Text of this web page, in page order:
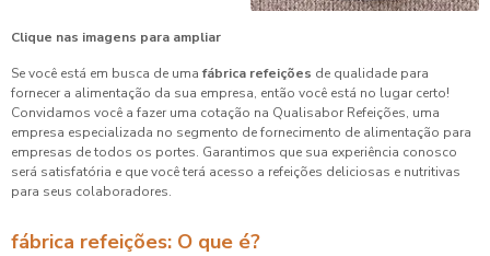
Clique nas imagens para ampliar
Se você está em busca de uma fábrica refeições de qualidade para
fornecer a alimentação da sua empresa, então você está no lugar certo!
Convidamos você a fazer uma cotação na Qualisabor Refeições, uma
empresa especializada no segmento de fornecimento de alimentação para
empresas de todos os portes. Garantimos que sua experiência conosco
será satisfatória e que você terá acesso a refeições deliciosas e nutritivas
para seus colaboradores.
fábrica refeições: O que é?